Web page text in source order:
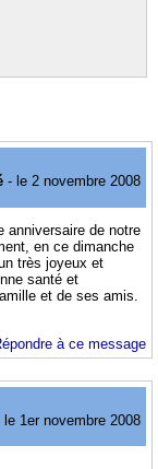
- le 2 novembre 2008
anniversaire de notre
en ce dimanche
très joyeux et
santé et
et de ses amis.
à ce message
le 1er novembre 2008